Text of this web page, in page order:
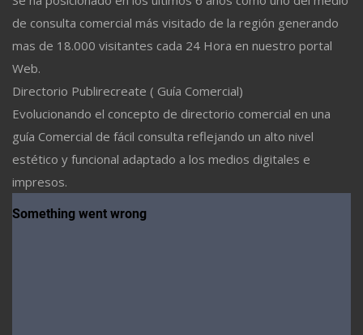
de consulta comercial más visitado de la región generando
mas de 18.000 visitantes cada 24 Hora en nuestro portal
Web.
Directorio Publirecreate ( Guía Comercial)
Evolucionando el concepto de directorio comercial en una
guía Comercial de fácil consulta reflejando un alto nivel
estético y funcional adaptado a los medios digitales e
impresos.